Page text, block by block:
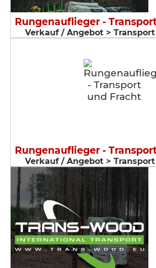
Rungenauflieger -
Verkauf / Angebot >
Rungenauflieger -
Verkauf / Angebot >